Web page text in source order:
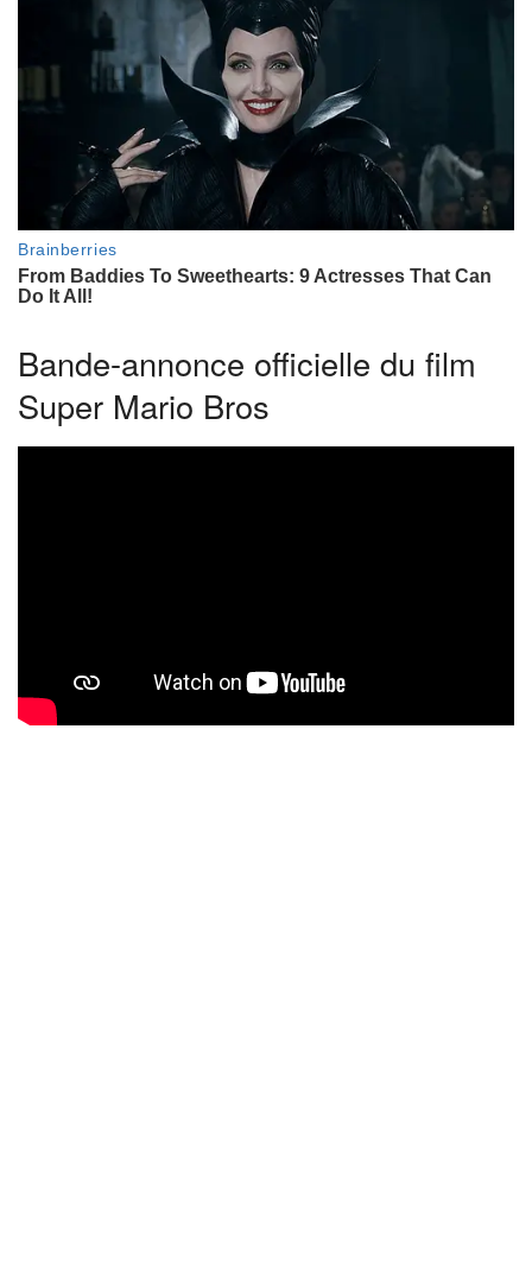
Bande-annonce officielle du film
Super Mario Bros